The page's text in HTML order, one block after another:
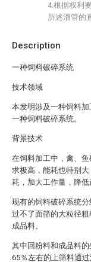
Description
一种饲料破碎系统
技术领域
本发明涉及一种饲料
一种饲料破碎系统。
背景技术
在饲料加工中，禽、
求极高，能耗也特别
耗，加大工作量，降低
现有的饲料破碎系统
过不了面筛的大粒径
成品料。
其中回粉料和成品料
65％左右的上筛料通
4.根据权利
所述溜管的